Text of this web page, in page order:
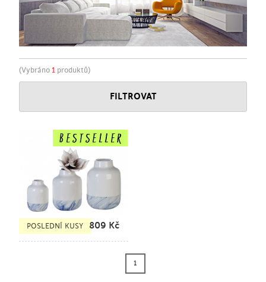
(Vybráno 1 produktů)
FILTROVAT
POSLEDNÍ KUSY 809 Kč
1